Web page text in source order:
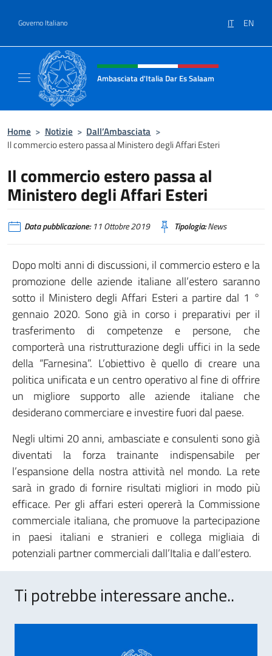
Governo Italiano IT EN
Intestazione sito, social e menù
Ambasciata d'Italia Dar Es Salaam
Home > Notizie > Dall’Ambasciata >
Il commercio estero passa al Ministero degli Affari Esteri
Il commercio estero passa al
Ministero degli Affari Esteri
Data pubblicazione:11 Ottobre 2019 Tipologia:News
Dopo molti anni di discussioni, il commercio estero e la
promozione delle aziende italiane all’estero saranno
sotto il Ministero degli Affari Esteri a partire dal 1 °
gennaio 2020. Sono già in corso i preparativi per il
trasferimento di competenze e persone, che
comporterà una ristrutturazione degli uffici in la sede
della “Farnesina”. L’obiettivo è quello di creare una
politica unificata e un centro operativo al fine di offrire
un migliore supporto alle aziende italiane che
desiderano commerciare e investire fuori dal paese.
Negli ultimi 20 anni, ambasciate e consulenti sono già
diventati la forza trainante indispensabile per
l’espansione della nostra attività nel mondo. La rete
sarà in grado di fornire risultati migliori in modo più
efficace. Per gli affari esteri opererà la Commissione
commerciale italiana, che promuove la partecipazione
in paesi italiani e stranieri e collega migliaia di
potenziali partner commerciali dall’Italia e dall’estero.
Ti potrebbe interessare anche..